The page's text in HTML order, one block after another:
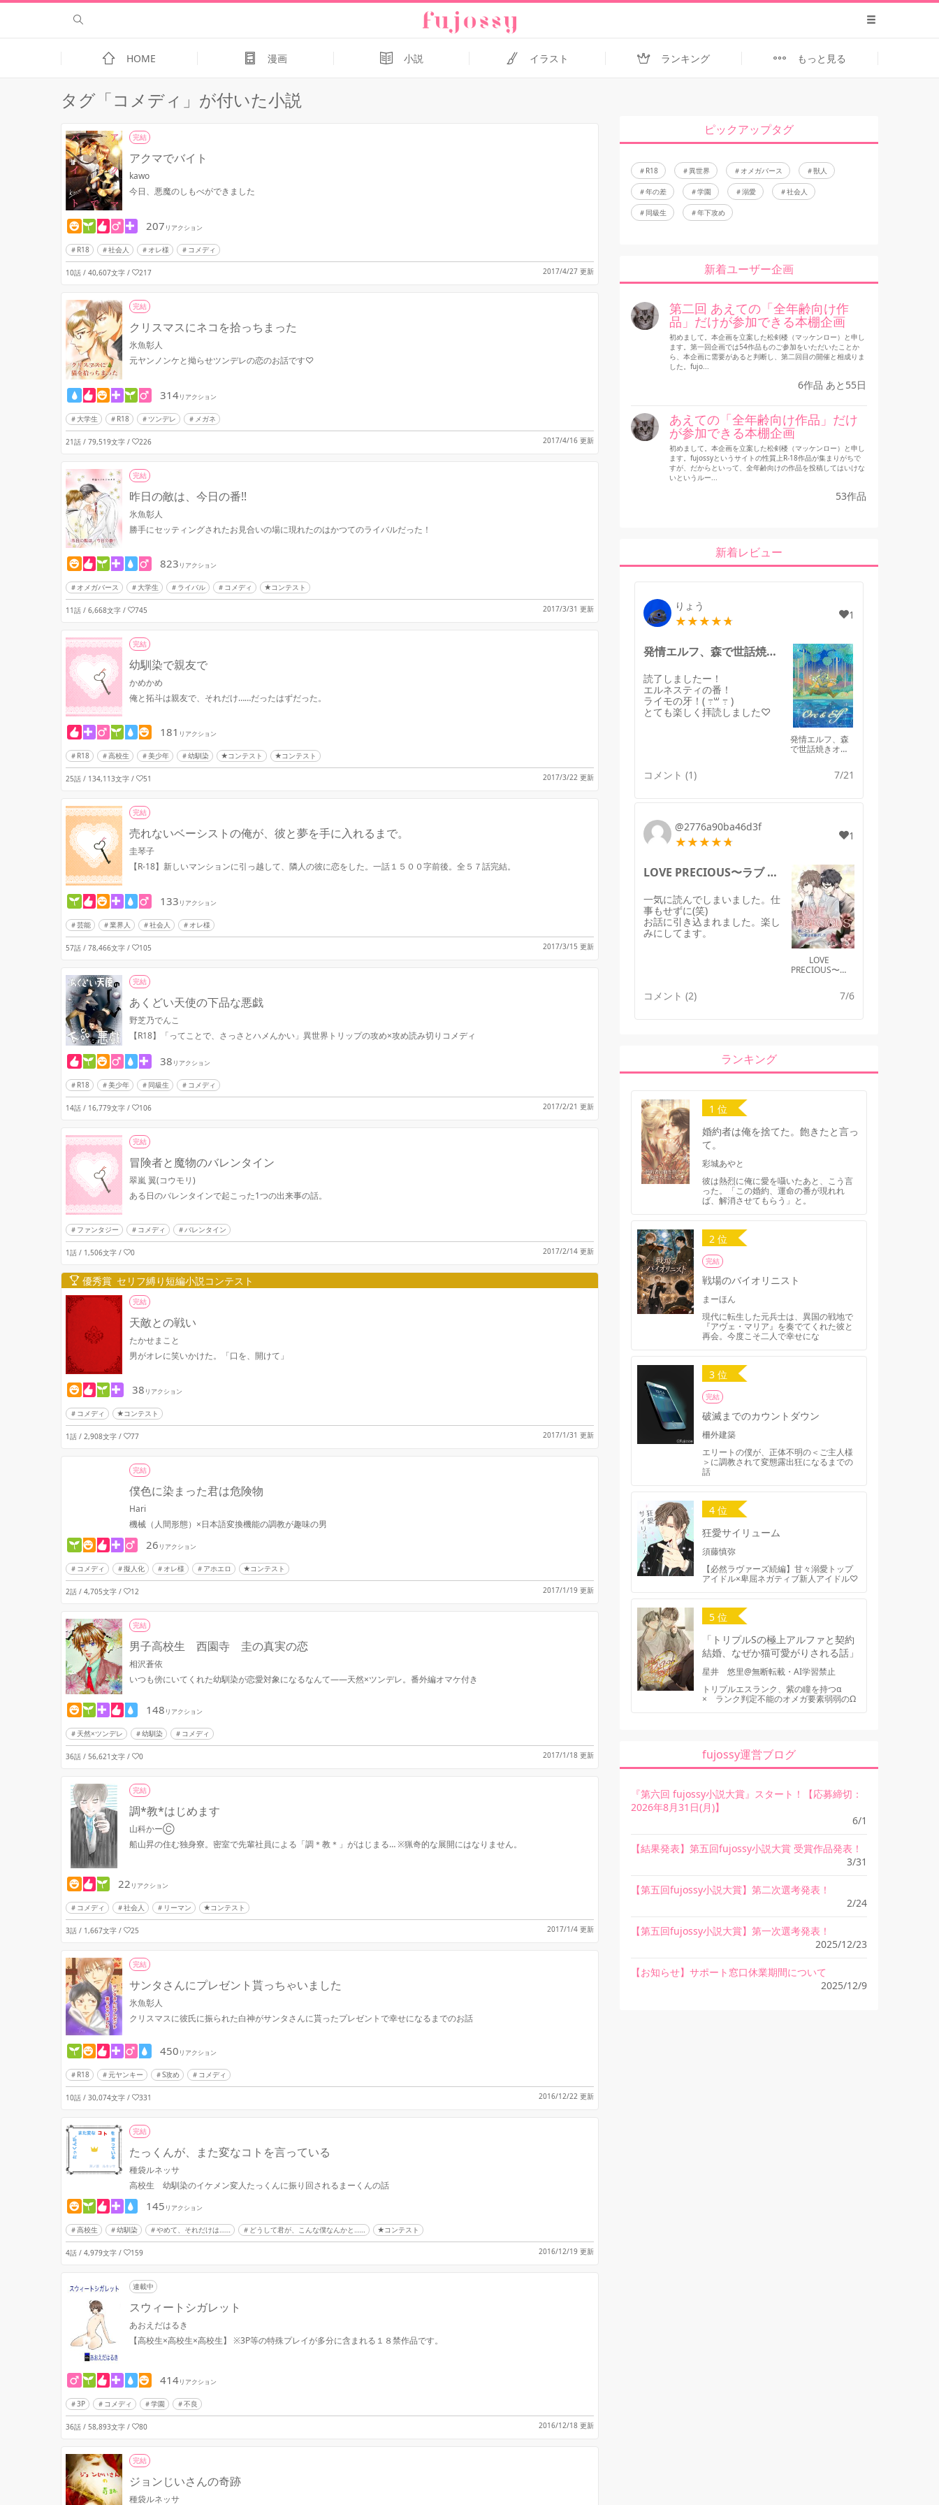
HOME 漫画 小説 イラスト ランキング もっと見る
タグ「コメディ」が付いた小説
完結
アクマでバイト
kawo
今日、悪魔のしもべができました
207 リアクション
R18 社会人 オレ様 コメディ
10話 / 40,607文字 / 217 2017/4/27 更新
完結
クリスマスにネコを拾っちまった
氷魚彰人
元ヤンノンケと拗らせツンデレの恋のお話です♡
314リアクション
大学生 R18 ツンデレ メガネ
21話 / 79,519文字 / 226 2017/4/16 更新
完結
昨日の敵は、今日の番!!
氷魚彰人
勝手にセッティングされたお見合いの場に現れたのはかつてのライバルだった！
823 リアクション
オメガバース 大学生 ライバル コメディ ★コンテスト
11話 / 6,668文字 / 745 2017/3/31 更新
完結
幼馴染で親友で
かめかめ
俺と拓斗は親友で、それだけ……だったはずだった。
181 リアクション
R18 高校生 美少年 幼馴染 ★コンテスト ★コンテスト
25話 / 134,113文字 / 51 2017/3/22 更新
完結
売れないベーシストの俺が、彼と夢を手に入れるまで。
圭琴子
【R-18】新しいマンションに引っ越して、隣人の彼に恋をした。一話１５００字前後。全５７話完結。
133 リアクション
芸能 業界人 社会人 オレ様
57話 / 78,466文字 / 105 2017/3/15 更新
完結
あくどい天使の下品な悪戯
野芝乃でんこ
【R18】「ってことで、さっさとハメんかい」異世界トリップの攻め×攻め読み切りコメディ
38 リアクション
R18 美少年 同級生 コメディ
14話 / 16,779文字 / 106 2017/2/21 更新
完結
冒険者と魔物のバレンタイン
翠嵐 翼(コウモリ)
ある日のバレンタインで起こった1つの出来事の話。
ファンタジー コメディ バレンタイン
1話 / 1,506文字 / 0 2017/2/14 更新
優秀賞 セリフ縛り短編小説コンテスト
完結
天敵との戦い
たかせまこと
男がオレに笑いかけた。「口を、開けて」
38 リアクション
コメディ ★コンテスト
1話 / 2,908文字 / 77 2017/1/31 更新
完結
僕色に染まった君は危険物
Hari
機械（人間形態）×日本語変換機能の調教が趣味の男
26 リアクション
コメディ 擬人化 オレ様 アホエロ ★コンテスト
2話 / 4,705文字 / 12 2017/1/19 更新
完結
男子高校生 西園寺 圭の真実の恋
相沢蒼依
いつも傍にいてくれた幼馴染が恋愛対象になるなんて――天然×ツンデレ。番外編オマケ付き
148 リアクション
天然×ツンデレ 幼馴染 コメディ
36話 / 56,621文字 / 0 2017/1/18 更新
完結
調*教*はじめます
山科かーⒸ
船山昇の住む独身寮。密室で先輩社員による「調＊教＊」がはじまる… ※猟奇的な展開にはなりません。
22 リアクション
コメディ 社会人 リーマン ★コンテスト
3話 / 1,667文字 / 25 2017/1/4 更新
完結
サンタさんにプレゼント貰っちゃいました
氷魚彰人
クリスマスに彼氏に振られた白神がサンタさんに貰ったプレゼントで幸せになるまでのお話
450 リアクション
R18 元ヤンキー S攻め コメディ
10話 / 30,074文字 / 331 2016/12/22 更新
完結
たっくんが、また変なコトを言っている
種袋ルネッサ
高校生 幼馴染のイケメン変人たっくんに振り回されるまーくんの話
145 リアクション
高校生 幼馴染 やめて、それだけは…… どうして君が、こんな僕なんかと…… ★コンテスト
4話 / 4,979文字 / 159 2016/12/19 更新
連載中
スウィートシガレット
あおえだはるき
【高校生×高校生×高校生】 ※3P等の特殊プレイが多分に含まれる１８禁作品です。
414リアクション
3P コメディ 学園 不良
36話 / 58,893文字 / 80 2016/12/18 更新
完結
ジョンじいさんの奇跡
種袋ルネッサ
ピックアップタグ
R18 異世界 オメガバース 獣人
年の差 学園 溺愛 社会人
同級生 年下攻め
新着ユーザー企画
第二回 あえての「全年齢向け作
品」だけが参加できる本棚企画
初めまして。本企画を立案した松剣楼（マッケンロー）と申し
ます。第一回企画では54作品ものご参加をいただいたことか
ら、本企画に需要があると判断し、第二回目の開催と相成りま
した。fujo...
6作品 あと55日
あえての「全年齢向け作品」だけ
が参加できる本棚企画
初めまして。本企画を立案した松剣楼（マッケンロー）と申し
ます。fujossyというサイトの性質上R-18作品が集まりがちで
すが、だからといって、全年齢向けの作品を投稿してはいけな
いというルー...
53作品
新着レビュー
りょう
1
発情エルフ、森で世話焼きオークに拾われる。のレビュー
読了しましたー！
エルネスティの番！
ライモの牙！( ߹꒳ ߹ )
とても楽しく拝読しました♡
発情エルフ、森
で世話焼きオー
コメント (1) 7/21
@2776a90ba46d3f
1
LOVE PRECIOUS〜ラブ プレシャスのレビュー
一気に読んでしまいました。仕
事もせずに(笑)
お話に引き込まれました。楽し
みにしてます。
LOVE
PRECIOUS〜ラ
コメント (2) 7/6
ランキング
1 位
婚約者は俺を捨てた。飽きたと言っ
て。
彩城あやと
彼は熱烈に俺に愛を囁いたあと、こう言
った。「この婚約、運命の番が現れれ
ば、解消させてもらう」と。
2 位
完結
戦場のバイオリニスト
まーほん
現代に転生した元兵士は、異国の戦地で
『アヴェ・マリア』を奏でてくれた彼と
再会。今度こそ二人で幸せにな
3 位
完結
破滅までのカウントダウン
柵外建築
エリートの僕が、正体不明の＜ご主人様
＞に調教されて変態露出狂になるまでの
話
4 位
狂愛サイリューム
須藤慎弥
【必然ラヴァーズ続編】甘々溺愛トップ
アイドル×卑屈ネガティブ新人アイドル♡
5 位
「トリプルSの極上アルファと契約
結婚、なぜか猫可愛がりされる話」
星井 悠里@無断転載・AI学習禁止
トリプルエスランク、紫の瞳を持つα
× ランク判定不能のオメガ要素弱弱のΩ
fujossy運営ブログ
『第六回 fujossy小説大賞』スタート！【応募締切：
2026年8月31日(月)】
6/1
【結果発表】第五回fujossy小説大賞 受賞作品発表！
3/31
【第五回fujossy小説大賞】第二次選考発表！
2/24
【第五回fujossy小説大賞】第一次選考発表！
2025/12/23
【お知らせ】サポート窓口休業期間について
2025/12/9